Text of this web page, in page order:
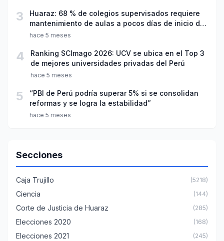
3
Huaraz: 68 % de colegios supervisados requiere
mantenimiento de aulas a pocos días de inicio del
año escolar 2026
hace 5 meses
4
Ranking SCImago 2026: UCV se ubica en el Top 3
de mejores universidades privadas del Perú
hace 5 meses
5
“PBI de Perú podría superar 5% si se consolidan
reformas y se logra la estabilidad”
hace 5 meses
Secciones
Caja Trujillo (5218)
Ciencia (144)
Corte de Justicia de Huaraz (285)
Elecciones 2020 (168)
Elecciones 2021 (245)